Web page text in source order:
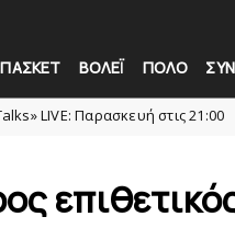
ΒΟΛΕΪ ΠΟΛΟ
στις 21:00 slide